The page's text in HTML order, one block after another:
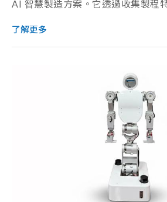
AI 智慧製造方案。它透過收集製程
了解更多